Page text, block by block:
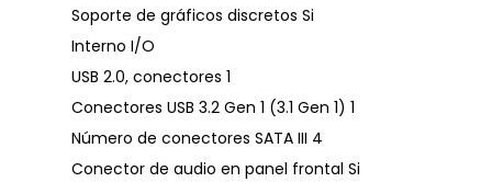
Soporte de gráficos discretos Si
Interno I/O
USB 2.0, conectores 1
Conectores USB 3.2 Gen 1 (3.1 Gen 1) 1
Número de conectores SATA III 4
Conector de audio en panel frontal Si